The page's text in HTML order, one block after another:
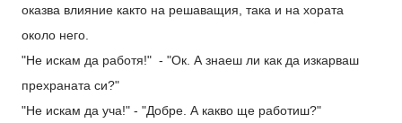
оказва влияние както на решаващия, така и на хората
около него.
"Не искам да работя!" - "Ок. А знаеш ли как да изкарваш
прехраната си?"
"Не искам да уча!" - "Добре. А какво ще работиш?"